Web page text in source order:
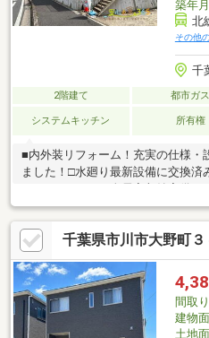
築年月
北
その他
千
2階建て 都市ガス
システムキッチン 所有権
■内外装リフォーム！充実の仕様・
ました！□水廻り最新設備に交換済
キリ片付きます。□稲越小学校まで
毎日の通学も安心です。■水廻りを
屋ですぐに新生活を送れますね♪□
で、新築同様にお住まい頂けるの
ルブランド『安心の家365』は安心
す！□快適性・機能性・利便性に優
す！■是非お問合せください！お待
千葉県市川市大野町
間取り
建物
土地